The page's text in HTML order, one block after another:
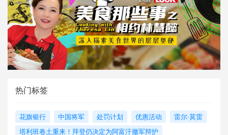
热门标签
花旗银行 中国将军 处罚计划 优惠活动
雷尔·莫雷
塔利班卷土重来！拜登仍决定为阿富汗撤军辩护